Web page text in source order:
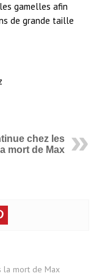
gamelles afin
de grande taille
chez les
mort de Max
la mort de Max